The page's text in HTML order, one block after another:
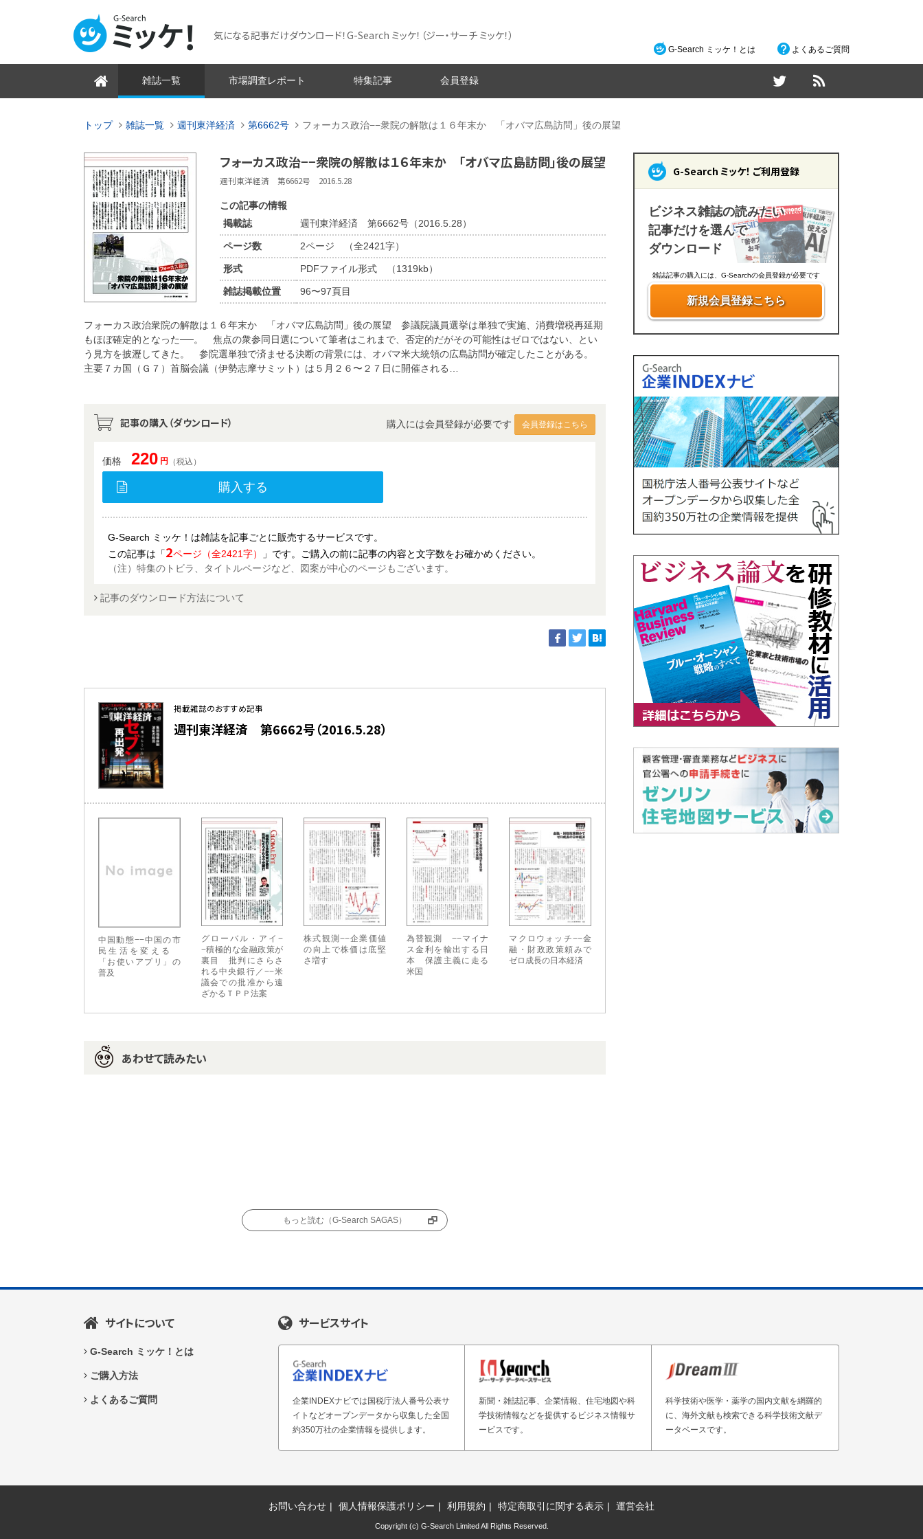
気になる記事だけダウンロード！G-Search ミッケ！ （ジー・サーチ ミッケ！）
G-Search ミッケ！とは よくあるご質問
雑誌一覧 市場調査レポート 特集記事 会員登録
トップ 雑誌一覧 週刊東洋経済 第6662号 フォーカス政治−−衆院の解散は１６年末か 「オバマ広島訪問」後の展望
フォーカス政治−−衆院の解散は１６年末か 「オバマ広島訪問」後の展望
週刊東洋経済 第6662号 2016.5.28
この記事の情報
掲載誌
週刊東洋経済 第6662号（2016.5.28）
ページ数 2ページ （全2421字）
形式 PDFファイル形式 （1319kb）
雑誌掲載位置 96〜97頁目
フォーカス政治衆院の解散は１６年末か 「オバマ広島訪問」後の展望 参議院議員選挙は単独で実施、消費増税再延期
もほぼ確定的となった──。 焦点の衆参同日選について筆者はこれまで、否定的だがその可能性はゼロではない、とい
う見方を披瀝してきた。 参院選単独で済ませる決断の背景には、オバマ米大統領の広島訪問が確定したことがある。
主要７カ国（Ｇ７）首脳会議（伊勢志摩サミット）は５月２６〜２７日に開催される…
記事の購入（ダウンロード） 購入には会員登録が必要です 会員登録はこちら
価格 220 円 （税込）
購入する
G-Search ミッケ！は雑誌を記事ごとに販売するサービスです。
この記事は「2ページ（全2421字）
」です。ご購入の前に記事の内容と文字数をお確かめください。
（注）特集のトビラ、タイトルページなど、図案が中心のページもございます。
記事のダウンロード方法について
掲載雑誌のおすすめ記事
週刊東洋経済 第6662号（2016.5.28）
中国動態−−中国の市
民生活を変える
「お使いアプリ」の
普及
グローバル・アイ−
−積極的な金融政策が
裏目 批判にさらさ
れる中央銀行／−−米
議会での批准から遠
ざかるＴＰＰ法案
株式観測−−企業価値
の向上で株価は底堅
さ増す
為替観測 −−マイナ
ス金利を輸出する日
本 保護主義に走る
米国
マクロウォッチ−−金
融・財政政策頼みで
ゼロ成長の日本経済
あわせて読みたい
もっと読む（G-Search SAGAS）
G-Search ミッケ！ ご利用登録
ビジネス雑誌の読みたい
記事だけを選んで
ダウンロード
雑誌記事の購入には、G-Searchの会員登録が必要です
新規会員登録こちら
サイトについて
G-Search ミッケ！とは
ご購入方法
よくあるご質問
サービスサイト
企業INDEXナビでは国税庁法人番号公表サ
イトなどオープンデータから収集した全国
約350万社の企業情報を提供します。
新聞・雑誌記事、企業情報、住宅地図や科
学技術情報などを提供するビジネス情報サ
ービスです。
科学技術や医学・薬学の国内文献を網羅的
に、海外文献も検索できる科学技術文献デ
ータベースです。
お問い合わせ 個人情報保護ポリシー 利用規約 特定商取引に関する表示 運営会社
Copyright (c) G-Search Limited All Rights Reserved.